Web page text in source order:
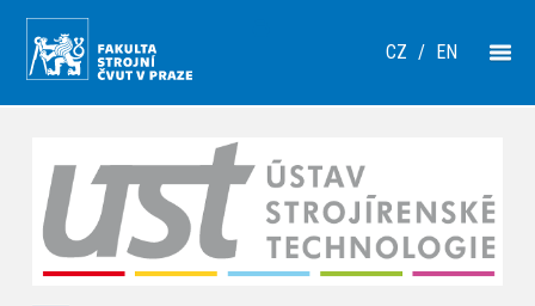
CZ / EN